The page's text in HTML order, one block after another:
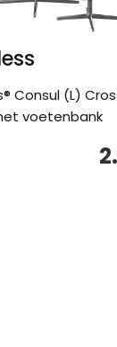
Consul (L)
voetenbank